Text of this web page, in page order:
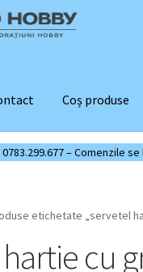
Coș produse
0783.299.677 – Comenzile
etichetate „servetel
cu